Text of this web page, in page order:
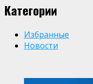
Категории
Избранные
Новости